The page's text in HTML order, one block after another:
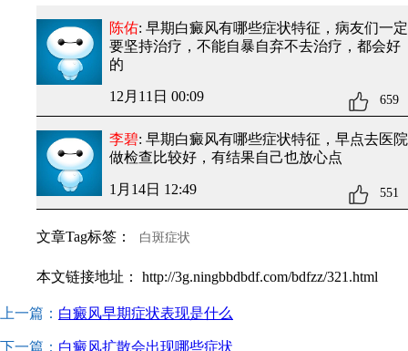
陈佑: 早期白癜风有哪些症状特征 ，病友们一定
要坚持治疗，不能自暴自弃不去治疗，都会好
的
12月11日 00:09 659
李碧: 早期白癜风有哪些症状特征 ，早点去医院
做检查比较好，有结果自己也放心点
1月14日 12:49 551
文章Tag标签： 白斑症状
本文链接地址： http://3g.ningbbdbdf.com/bdfzz/321.html
上一篇： 白癜风早期症状表现是什么
下一篇： 白癜风扩散会出现哪些症状